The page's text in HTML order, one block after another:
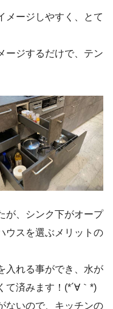
メージしやすく、とて
ージするだけで、テン
が、シンク下がオープ
ウスを選ぶメリットの
入れる事ができ、水が
て済みます！(*´∀｀*)
ないので、キッチンの